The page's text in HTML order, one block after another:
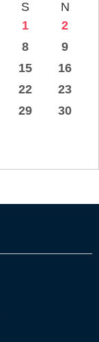
S
N
1
2
8
9
15
16
22
23
29
30